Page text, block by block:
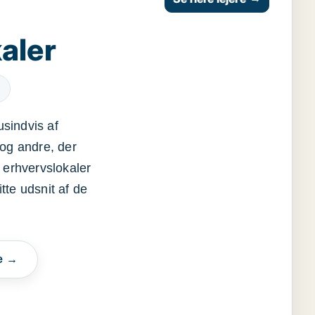
af
andre, der
udsnit af de
→